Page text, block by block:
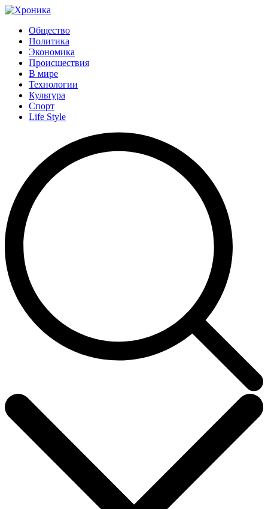
Общество
Политика
Экономика
Происшествия
В мире
Технологии
Культура
Спорт
Life Style